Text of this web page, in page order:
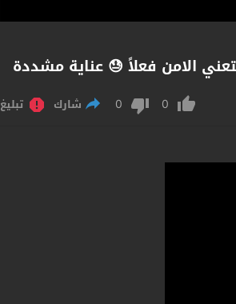
الامن فعلاً 😓 عناية مشددة
0
0 شارك تبليغ